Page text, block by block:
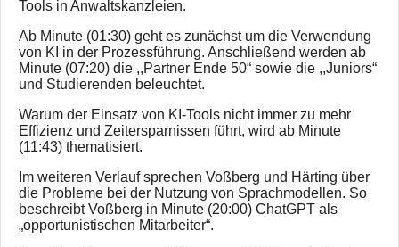
Tools in Anwaltskanzleien.
Ab Minute (01:30) geht es zunächst um die Verwendung
von KI in der Prozessführung. Anschließend werden ab
Minute (07:20) die ,,Partner Ende 50“ sowie die ,,Juniors“
und Studierenden beleuchtet.
Warum der Einsatz von KI-Tools nicht immer zu mehr
Effizienz und Zeitersparnissen führt, wird ab Minute
(11:43) thematisiert.
Im weiteren Verlauf sprechen Voßberg und Härting über
die Probleme bei der Nutzung von Sprachmodellen. So
beschreibt Voßberg in Minute (20:00) ChatGPT als
„opportunistischen Mitarbeiter“.